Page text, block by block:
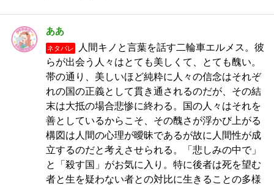
ああ
ネタバレ
人間キノと言葉を話す二輪車エルメス。彼
らが出会う人々はとても美しくて、とても醜い。
帯の通り、美しいほど純粋に人々の信念はそれぞ
れの国の正義として貫き通されるのだが、その結
末は大抵の場合悲惨に終わる。国の人々はそれを
善としているからこそ、その醜さが浮かび上がる
構図は人間の心理が曖昧であるが故に人間性が成
立するのだと考えさせられる。「悲しみの中で」
と「殺す国」がお気に入り。特に後者は死を望む
者と生を疑わない者との対比に生きることの多様